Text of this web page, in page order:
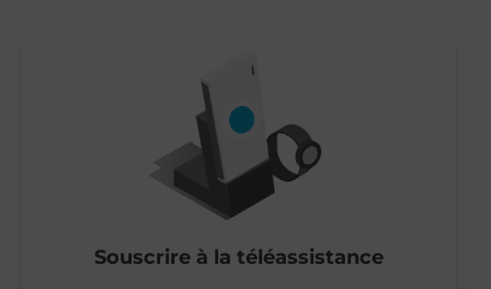
Souscrire à la téléassistance